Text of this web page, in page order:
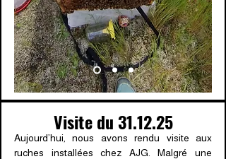
Visite du 31.12.25
Aujourd’hui, nous avons rendu visite aux
ruches installées chez AJG. Malgré une